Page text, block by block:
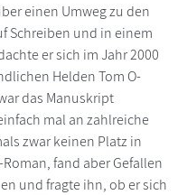
einen Umweg zu den
Schreiben und in einem
er sich im Jahr 2000
Helden Tom O-
das Manuskript
mal an zahlreiche
zwar keinen Platz in
fand aber Gefallen
und fragte ihn, ob er sich